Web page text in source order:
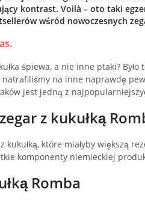
kontrast. Voilà – oto taki
wśród nowoczesnych
śpiewa, a nie inne ptaki?
na inne naprawdę
jest jedną z
z kukułką
które miałyby większą
komponenty niemieckiej
Romba